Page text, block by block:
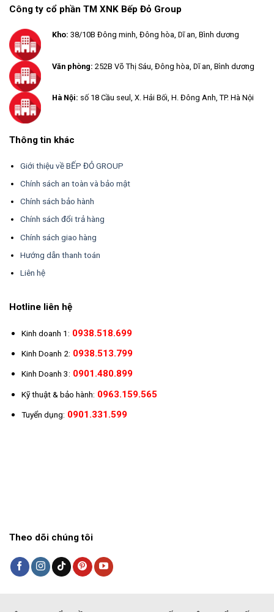
Công ty cổ phần TM XNK Bếp Đỏ Group
Kho: 38/10B Đông minh, Đông hòa, Dĩ an, Bình dương
Văn phòng: 252B Võ Thị Sáu, Đông hòa, Dĩ an, Bình dương
Hà Nội: số 18 Cầu seul, X. Hải Bối, H. Đông Anh, TP. Hà Nội
Thông tin khác
Giới thiệu về BẾP ĐỎ GROUP
Chính sách an toàn và bảo mật
Chính sách bảo hành
Chính sách đổi trả hàng
Chính sách giao hàng
Hướng dẫn thanh toán
Liên hệ
Hotline liên hệ
Kinh doanh 1: 0938.518.699
Kinh Doanh 2: 0938.513.799
Kinh Doanh 3: 0901.480.899
Kỹ thuật & bảo hành: 0963.159.565
Tuyển dụng: 0901.331.599
Theo dõi chúng tôi